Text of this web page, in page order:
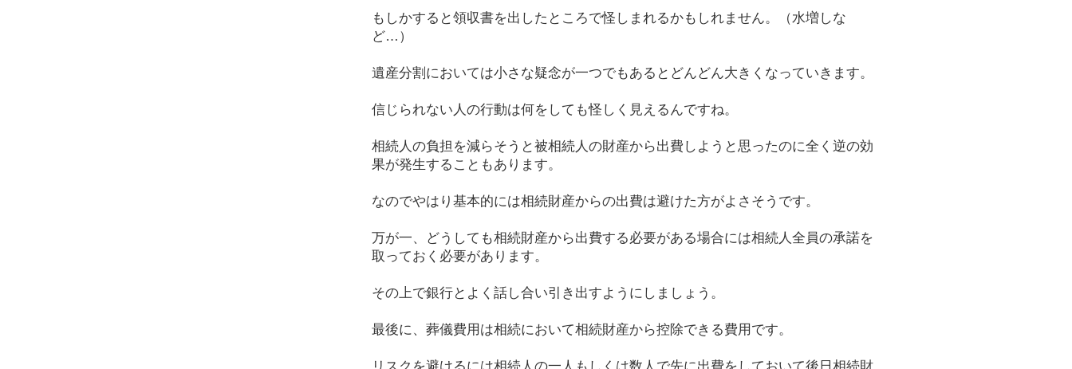
もしかすると領収書を出したところで怪しまれるかもしれません。（水増しな
ど…）
遺産分割においては小さな疑念が一つでもあるとどんどん大きくなっていきます。
信じられない人の行動は何をしても怪しく見えるんですね。
相続人の負担を減らそうと被相続人の財産から出費しようと思ったのに全く逆の効
果が発生することもあります。
なのでやはり基本的には相続財産からの出費は避けた方がよさそうです。
万が一、どうしても相続財産から出費する必要がある場合には相続人全員の承諾を
取っておく必要があります。
その上で銀行とよく話し合い引き出すようにしましょう。
最後に、葬儀費用は相続において相続財産から控除できる費用です。